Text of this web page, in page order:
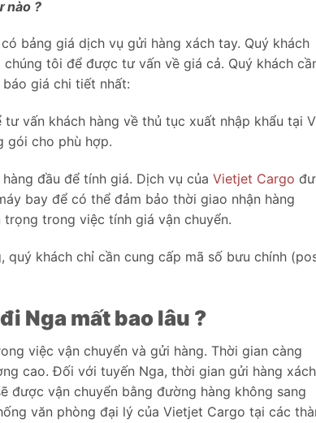
nào ?
bảng giá dịch vụ gửi hàng xách tay. Quý khách
tôi để được tư vấn về giá cả. Quý khách
giá chi tiết nhất:
vấn khách hàng về thủ tục xuất nhập khẩu tại
gói cho phù hợp.
đầu để tính giá. Dịch vụ của Vietjet Cargo
bay để có thể đảm bảo thời giao nhận hàng
trong việc tính giá vận chuyển.
quý khách chỉ cần cung cấp mã số bưu chính
Nga mất bao lâu ?
việc vận chuyển và gửi hàng. Thời gian càng
cao. Đối với tuyến Nga, thời gian gửi hàng xách
được vận chuyển bằng đường hàng không sang
văn phòng đại lý của Vietjet Cargo tại các